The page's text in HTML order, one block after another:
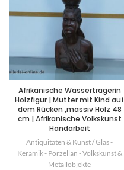
Afrikanische Wasserträgerin
Holzfigur | Mutter mit Kind auf
dem Rücken ,massiv Holz 48
cm | Afrikanische Volkskunst
Handarbeit
Antiquitäten & Kunst / Glas -
Keramik - Porzellan - Volkskunst &
Metallobjekte